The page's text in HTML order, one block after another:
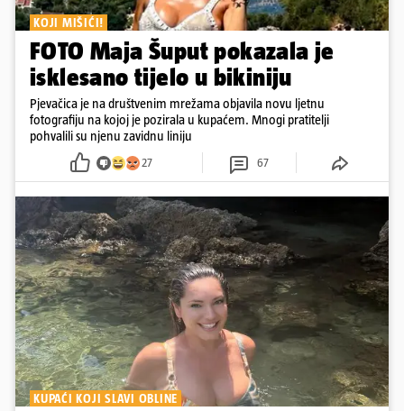
KOJI MIŠIĆI!
FOTO Maja Šuput pokazala je
isklesano tijelo u bikiniju
Pjevačica je na društvenim mrežama objavila novu ljetnu
fotografiju na kojoj je pozirala u kupaćem. Mnogi pratitelji
pohvalili su njenu zavidnu liniju
27 67
KUPAĆI KOJI SLAVI OBLINE